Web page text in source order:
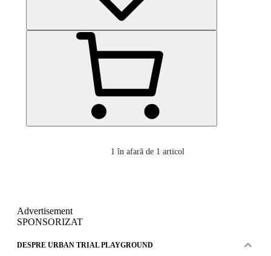
1 în afară de 1 articol
Advertisement
SPONSORIZAT
DESPRE URBAN TRIAL PLAYGROUND